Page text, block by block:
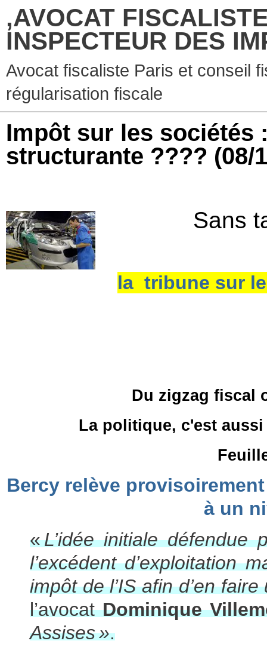
,AVOCAT
INSPECTEUR DES
Avocat fiscaliste Paris et conseil
régularisation fiscale
Impôt sur les sociétés
structurante ???? (08/
Sans
la tribune sur le
Du zigzag fiscal
La politique, c'est
Bercy relève
à un
«L’idée initiale
l’excédent d’exploitation
impôt de l’IS afin d’en
l’avocatDominique
Assises ».